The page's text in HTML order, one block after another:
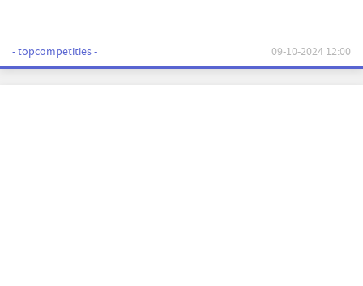
- topcompetities - 09-10-2024 12:00